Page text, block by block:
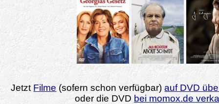
Jetzt Filme (sofern schon verfügbar)auf DVD
oder die DVD bei momox.de